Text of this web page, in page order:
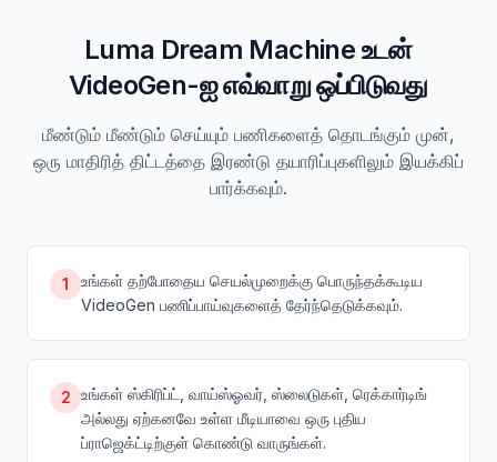
Luma Dream Machine உடன்
VideoGen-ஐ எவ்வாறு ஒப்பிடுவது
மீண்டும் மீண்டும் செய்யும் பணிகளைத் தொடங்கும் முன்,
ஒரு மாதிரித் திட்டத்தை இரண்டு தயாரிப்புகளிலும் இயக்கிப்
பார்க்கவும்.
1
உங்கள் தற்போதைய செயல்முறைக்கு பொருந்தக்கூடிய
VideoGen பணிப்பாய்வுகளைத் தேர்ந்தெடுக்கவும்.
2 உங்கள் ஸ்கிரிப்ட், வாய்ஸ்ஓவர், ஸ்லைடுகள், ரெக்கார்டிங்
அல்லது ஏற்கனவே உள்ள மீடியாவை ஒரு புதிய
ப்ராஜெக்ட்டிற்குள் கொண்டு வாருங்கள்.